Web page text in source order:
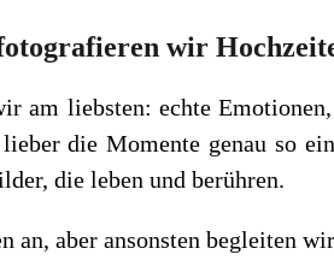
wir
am liebsten: echte
die Momente genau so
die leben und berühren.
an, aber ansonsten begleiten